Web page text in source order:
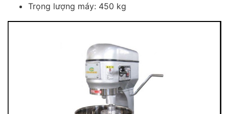
Trọng lượng máy: 450 kg